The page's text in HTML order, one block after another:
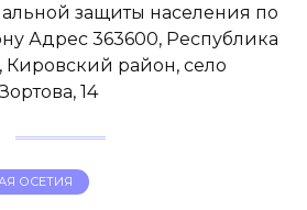
защиты населения по
Адрес 363600, Республика
Кировский район, село
14
ОСЕТИЯ